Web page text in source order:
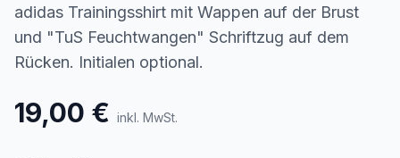
adidas Trainingsshirt mit Wappen auf der Brust
und "TuS Feuchtwangen" Schriftzug auf dem
Rücken. Initialen optional.
19,00 € inkl. MwSt.